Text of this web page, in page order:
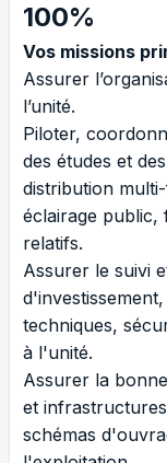
100%
Vos missions
Assurer
l’unité.
Piloter,
des études et
distribution
éclairage public,
relatifs.
Assurer le suivi
techniques,
à l'unité.
Assurer la
et
schémas